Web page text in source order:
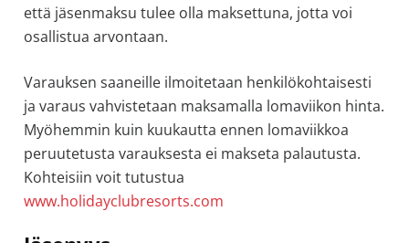
että jäsenmaksu tulee olla maksettuna, jotta voi
osallistua arvontaan.
Varauksen saaneille ilmoitetaan henkilökohtaisesti
ja varaus vahvistetaan maksamalla lomaviikon hinta.
Myöhemmin kuin kuukautta ennen lomaviikkoa
peruutetusta varauksesta ei makseta palautusta.
Kohteisiin voit tutustua
www.holidayclubresorts.com